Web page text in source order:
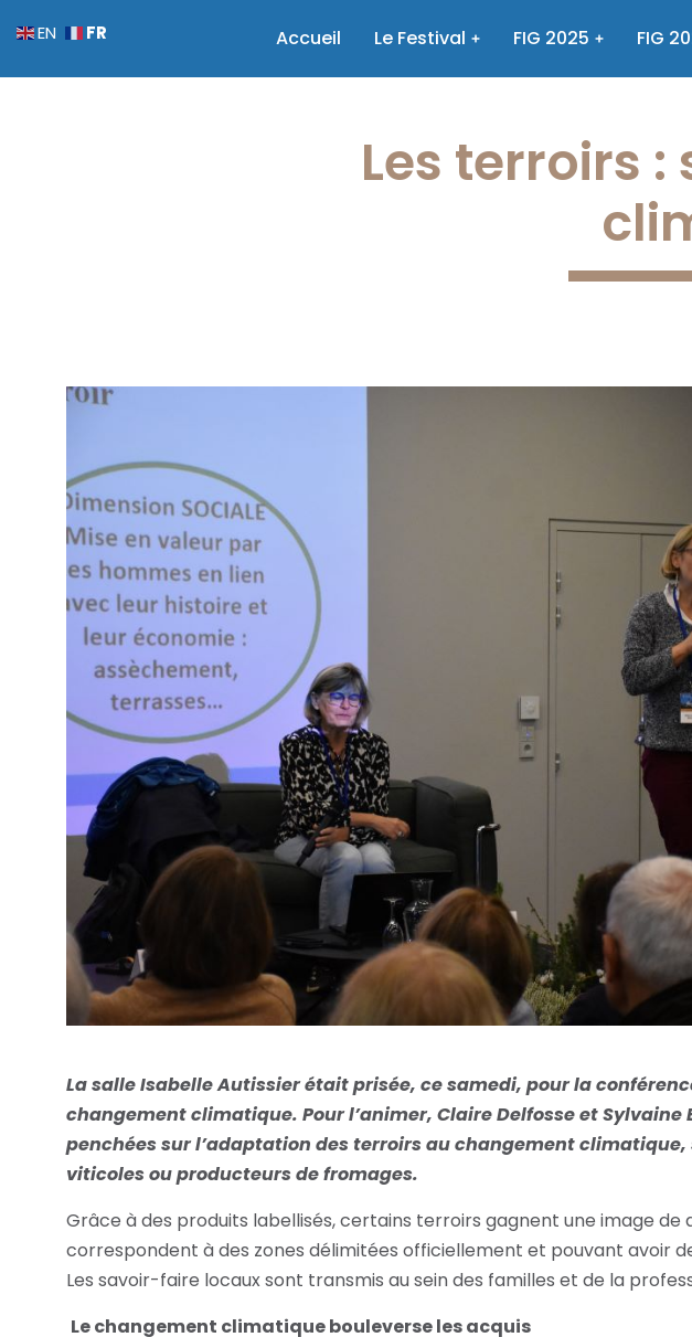
Accueil Le Festival FIG 2025 FIG
Les terroirs
La salle Isabelle Autissier était prisée, ce samedi, pour la
changement climatique. Pour l’animer, Claire Delfosse et Sylvaine
penchées sur l’adaptation des terroirs au changement
viticoles ou producteurs de fromages.
Grâce à des produits labellisés, certains terroirs gagnent une image de
correspondent à des zones délimitées officiellement et pouvant avoir
Les savoir-faire locaux sont transmis au sein des familles et de la
Le changement climatique bouleverse les acquis
EN FR